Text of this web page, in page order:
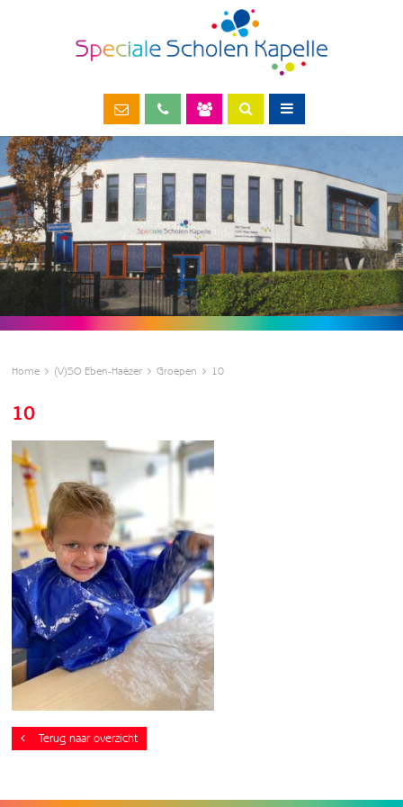
Home (V)SO Eben-Haëzer Groepen 10
10
Terug naar overzicht